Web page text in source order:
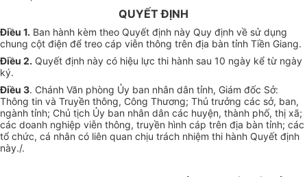
QUYẾT ĐỊNH
Điều 1. Ban hành kèm theo Quyết định này Quy định về sử dụng
chung cột điện để treo cáp viễn thông trên địa bàn tỉnh Tiền Giang.
Điều 2. Quyết định này có hiệu lực thi hành sau 10 ngày kể từ ngày
ký.
Điều 3. Chánh Văn phòng Ủy ban nhân dân tỉnh, Giám đốc Sở:
Thông tin và Truyền thông, Công Thương; Thủ trưởng các sở, ban,
ngành tỉnh; Chủ tịch Ủy ban nhân dân các huyện, thành phố, thị xã;
các doanh nghiệp viễn thông, truyền hình cáp trên địa bàn tỉnh; các
tổ chức, cá nhân có liên quan chịu trách nhiệm thi hành Quyết định
này./.